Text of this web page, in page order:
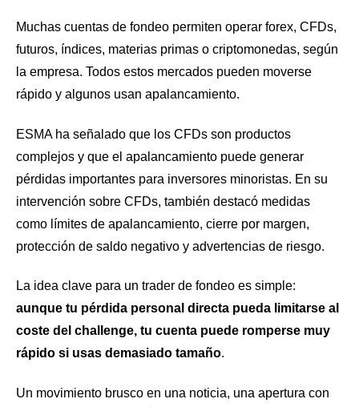
Muchas cuentas de fondeo permiten operar forex, CFDs,
futuros, índices, materias primas o criptomonedas, según
la empresa. Todos estos mercados pueden moverse
rápido y algunos usan apalancamiento.
ESMA ha señalado que los CFDs son productos
complejos y que el apalancamiento puede generar
pérdidas importantes para inversores minoristas. En su
intervención sobre CFDs, también destacó medidas
como límites de apalancamiento, cierre por margen,
protección de saldo negativo y advertencias de riesgo.
La idea clave para un trader de fondeo es simple:
aunque tu pérdida personal directa pueda limitarse al
coste del challenge, tu cuenta puede romperse muy
rápido si usas demasiado tamaño.
Un movimiento brusco en una noticia, una apertura con